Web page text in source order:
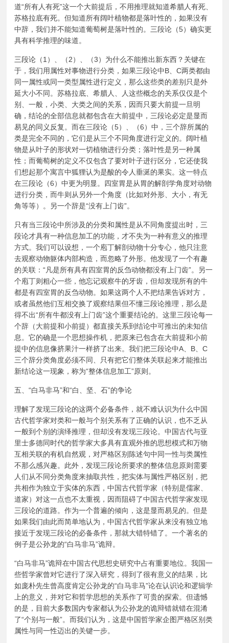
道“所有人有死”这一个大前提后，不用推理就知道希腊人有死、
苏格拉底有死。但知道所有阔叶植物都是落叶性的，如果没有
中辞，我们并不能知道葡萄树是落叶性的。三段论（5）确实更
具有科学推理的味道。
三段论（1）、（2）、（3）为什么不能推出新东西？关键在
于，我们用属性对事物进行分类，如果三段论中B、C两类都由
同一属性或同一类型属性进行定义，那么这些类的差别只是外
延大小不同。苏格拉底、希腊人、人这些概念的关系仅仅是个
别、一般，小类、大类之间的关系，因而只要大前提一旦明
确，结论的全部信息就都包含在大前提中，三段论必定是显而
易见的同义反复。而在三段论（5）、（6）中，三个辞所属的
类是完全不同的，它们是从三个不同角度进行定义的。阔叶植
物是从叶子的形状对一切植物进行分类；落叶性是另一种属
性；而葡萄树的定义不仅包含了要对叶子进行区分，它还使我
们想起那个寓言中狐狸认为是酸的令人垂涎的果实。这一特点
在三段论（6）中更为明显。四室胃是从胃的解剖学角度对动物
进行分类，而牛则从另外一个角度（比如对外形、大小，有无
角等等）。另一个辞是“没有上门齿”。
只有当三段论中所涉及的分类和属性是从不同角度提出时，三
段论才具有一种信息加工的功能，才不失为一种有意义的推理
方式。我们可以设想，一个庖丁解剖动物十分专心，他只注意
去观察动物躯体内部构造，而忽略了外形。他发现了一个有趣
的关联：“凡是所有具有四室胃的反刍动物都没有上门齿”。另一
个庖丁则粗心一些，他忘记观察牛的牙齿，但却发现所有的牛
都是有四室胃的反刍动物。如果这两个人不把结果告诉对方，
或者虽然他们互相交换了观察结果但不懂三段论推理，那么是
得不出“所有牛都没有上门齿”这个重要结论的。这里三段论每一
个辞（大前提和小前提）都直接关系到结论中可推出的未知信
息。它的确是一个思想操作机，把原来已包含在大前提和小前
提中的信息像挤果汁一样挤了出来。我们把三段论中A、B、C
三个辞分类角度必须不同、只有把它们整体关联起来才能推出
新结论这一现象，称为“整体信息加工”原则。
五、“白马非马”和“白、坚、石”的争论
理解了发现三段论的这两个必备条件，就不难认识为什么中国
古代哲学家对类和一般与个别关系有了正确的认识，也不乏从
一般到个别的演绎推理，但却没有发现三段论。中国古代与亚
里士多德同时代的哲学家大多具有直观外推的思想模式和万物
互相关联的有机自然观，对严格区别陈述句中同一性与类属性
不那么感兴趣。此外，发现三段论所要求的整体信息原则需要
人们从不同分类角度来抽取共性，把实体与属性严格区别，把
共相作为独立于实体的东西，中国古代哲学家（特别是儒家、
道家）对这一点也不太重视，因而阻碍了中国古代哲学家发现
三段论的道路。作为一个普遍的倾向，这是显而易见的。但是
如果我们由此而简单地认为，中国古代哲学家从来没有独立地
接近于发现三段论的必备条件，那就大错特错了。一个著名的
例子是公孙龙的“白马非马”诡辩。
“白马非马”诡辩在中国古代思想史研究中占有重要地位。我国一
些哲学家曾对它进行了深入研究，得到了很有意义的结果，比
如庞朴先生曾高度肯定公孙龙的“白马非马”论在认识论和逻辑学
上的意义，并对它和哲学思想的关系作了可贵的探索。但遗憾
的是，目前大多数国内专家都认为公孙龙的诡辩错就错在混淆
了“个别与一般”。而我们认为，这是中国哲学家企图严格区别类
属性与同一性迈出的关键一步。